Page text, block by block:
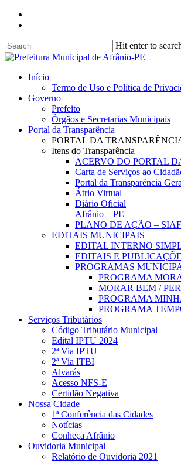
Skip
content
Hit enter to
Close
search
Menu
Início
Termo de Uso e Política de
Governo
Prefeito
Órgãos e Secretarias Municipais
Portal da Transparência
PORTAL DA
Itens do Transparência
ACERVO DO PORTAL
Carta de Serviços ao
Portal da Transparência
Átrio Virtual
Diário Oficial
Afrânio – PE
PLANO DE AÇÃO –
EDITAIS MUNICIPAIS
EDITAL INTERNO
EDITAIS E
PROGRAMAS
PROGRAMA
MORAR BEM /
PROGRAMA
PROGRAMA
Serviços Tributários
Código Tributário Municipal
Edital IPTU 2024
2ª Via IPTU
2ª Via ITBI
Alvarás
Acesso NFS-E
Certidão Negativa
Nossa Cidade
1ª Conferência das Cidades
Notícias
Conheça Afrânio
Ouvidoria Municipal
Relatório de Ouvidoria 2021